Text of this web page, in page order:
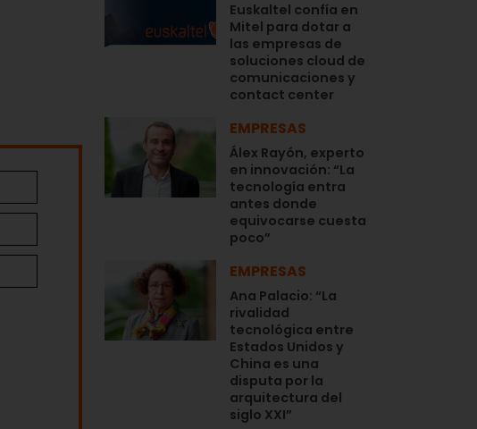
Euskaltel confía en
Mitel para dotar a
las empresas de
soluciones cloud de
comunicaciones y
contact center
EMPRESAS
Álex Rayón, experto
en innovación: “La
tecnología entra
antes donde
equivocarse cuesta
poco”
EMPRESAS
Ana Palacio: “La
rivalidad
tecnológica entre
Estados Unidos y
China es una
disputa por la
arquitectura del
siglo XXI”